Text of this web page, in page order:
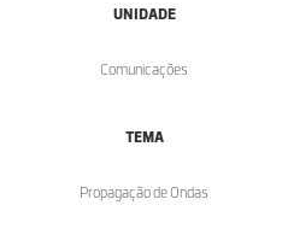
UNIDADE
Comunicações
TEMA
Propagação de Ondas